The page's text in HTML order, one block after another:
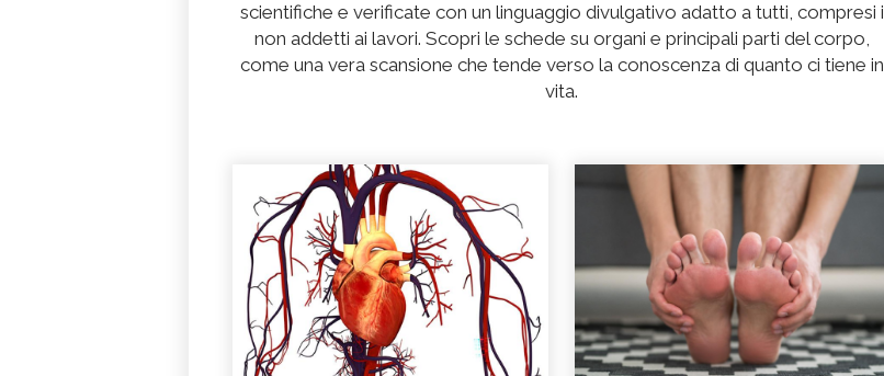
scientifiche e verificate con un linguaggio divulgativo adatto a tutti, compresi i
non addetti ai lavori. Scopri le schede su organi e principali parti del corpo,
come una vera scansione che tende verso la conoscenza di quanto ci tiene in
vita.